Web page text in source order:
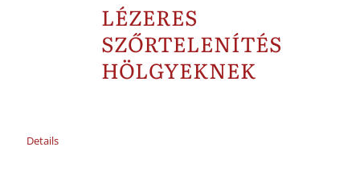
LÉZERES
SZŐRTELENÍTÉS
HÖLGYEKNEK
Details